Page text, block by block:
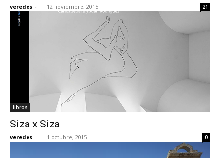
veredes - 12 noviembre, 2015 21
libros
Siza x Siza
veredes - 1 octubre, 2015 0